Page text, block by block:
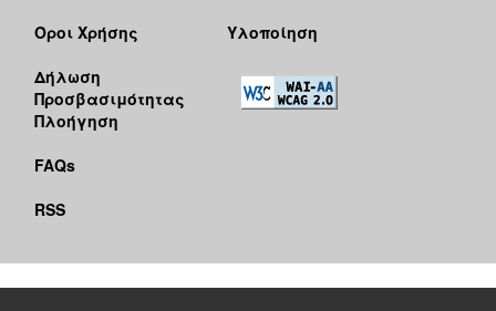
Όροι Χρήσης
Δήλωση
Προσβασιμότητας
Πλοήγηση
FAQs
RSS
Υλοποίηση